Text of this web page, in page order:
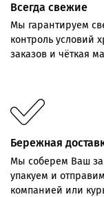
Всегда свежие
Мы гарантируем
контроль условий
заказов и чёткая
Бережная
Мы соберем Ваш
упакуем и
компанией или